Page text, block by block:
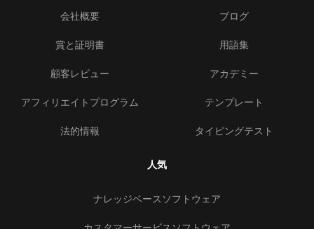
会社概要
賞と証明書
顧客レビュー
アフィリエイトプログラム
法的情報
ブログ
用語集
アカデミー
テンプレート
タイピングテスト
人気
ナレッジベースソフトウェア